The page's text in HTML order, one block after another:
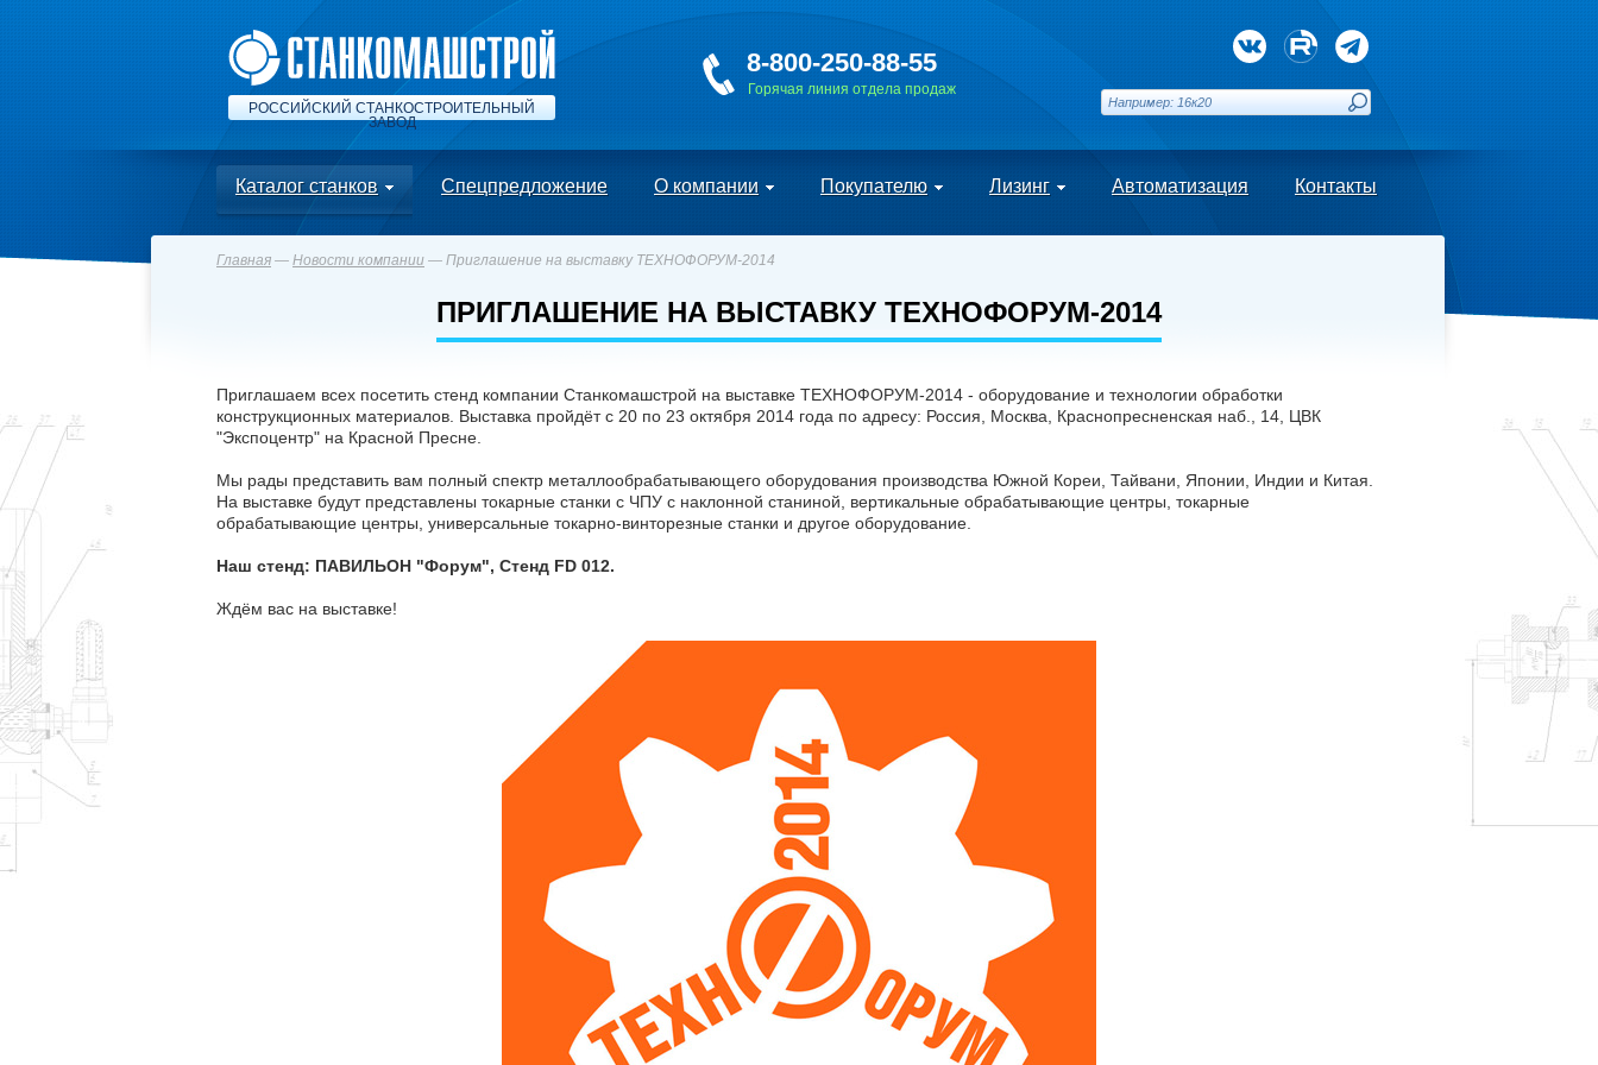
РОССИЙСКИЙ СТАНКОСТРОИТЕЛЬНЫЙ
ЗАВОД
8-800-250-88-55
Горячая линия отдела продаж
Каталог станков Спецпредложение О компании Покупателю Лизинг Автоматизация Контакты
Главная — Новости компании — Приглашение на выставку ТЕХНОФОРУМ-2014
ПРИГЛАШЕНИЕ НА ВЫСТАВКУ ТЕХНОФОРУМ-2014
Приглашаем всех посетить стенд компании Станкомашстрой на выставке ТЕХНОФОРУМ-2014 - оборудование и технологии обработки
конструкционных материалов. Выставка пройдёт с 20 по 23 октября 2014 года по адресу: Россия, Москва, Краснопресненская наб., 14, ЦВК
"Экспоцентр" на Красной Пресне.
Мы рады представить вам полный спектр металлообрабатывающего оборудования производства Южной Кореи, Тайвани, Японии, Индии и Китая.
На выставке будут представлены токарные станки с ЧПУ с наклонной станиной, вертикальные обрабатывающие центры, токарные
обрабатывающие центры, универсальные токарно-винторезные станки и другое оборудование.
Наш стенд: ПАВИЛЬОН "Форум", Стенд FD 012.
Ждём вас на выставке!